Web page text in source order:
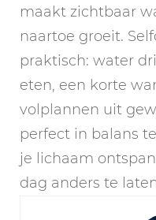
maakt zichtbaar
naartoe groeit.
praktisch: water
eten, een korte
volplannen uit
perfect in balans
je lichaam
dag anders te